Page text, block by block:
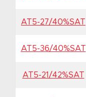
AT5-27/40%SAT
AT5-36/40%SAT
AT5-21/42%SAT